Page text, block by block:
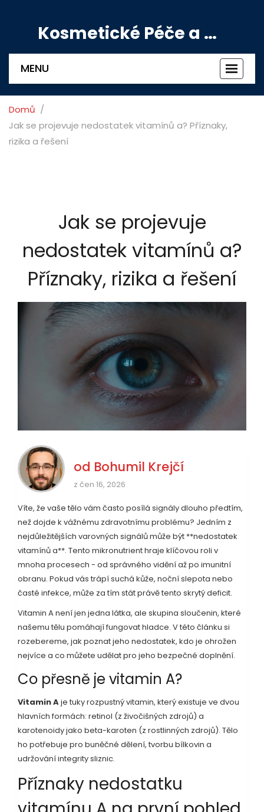
Kosmetické Péče a Výživové Doplňky
MENU
Domů
Jak se projevuje nedostatek vitamínů a? Příznaky,
rizika a řešení
Jak se projevuje
nedostatek vitamínů a?
Příznaky, rizika a řešení
od Bohumil Krejčí
z čen 16, 2026
Víte, že vaše tělo vám často posílá signály dlouho předtím,
než dojde k vážnému zdravotnímu problému? Jedním z
nejdůležitějších varovných signálů může být **nedostatek
vitamínů a**. Tento mikronutrient hraje klíčovou roli v
mnoha procesech - od správného vidění až po imunitní
obranu. Pokud vás trápí suchá kůže, noční slepota nebo
časté infekce, může za tím stát právě tento skrytý deficit.
Vitamin A není jen jedna látka, ale skupina sloučenin, které
našemu tělu pomáhají fungovat hladce. V této článku si
rozebereme, jak poznat jeho nedostatek, kdo je ohrožen
nejvíce a co můžete udělat pro jeho bezpečné doplnění.
Co přesně je vitamin A?
Vitamin Aje tuky rozpustný vitamin, který existuje ve dvou
hlavních formách: retinol (z živočišných zdrojů) a
karotenoidy jako beta-karoten (z rostlinných zdrojů). Tělo
ho potřebuje pro buněčné dělení, tvorbu bílkovin a
udržování integrity sliznic.
Příznaky nedostatku